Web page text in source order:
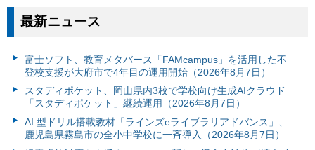
最新ニュース
富⼠ソフト、教育メタバース「FAMcampus」を活用した不
登校支援が大府市で4年目の運用開始（2026年8月7日）
スタディポケット、岡山県内3校で学校向け生成AIクラウド
「スタディポケット」継続運用（2026年8月7日）
AI 型ドリル搭載教材「ラインズeライブラリアドバンス」、
鹿児島県霧島市の全小中学校に一斉導入（2026年8月7日）